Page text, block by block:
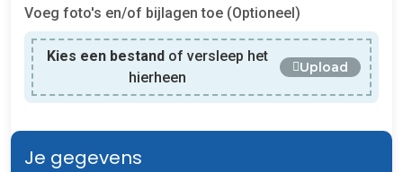
Voeg foto's en/of bijlagen toe (Optioneel)
Kies een bestand of versleep het
hierheen
Upload
Je gegevens